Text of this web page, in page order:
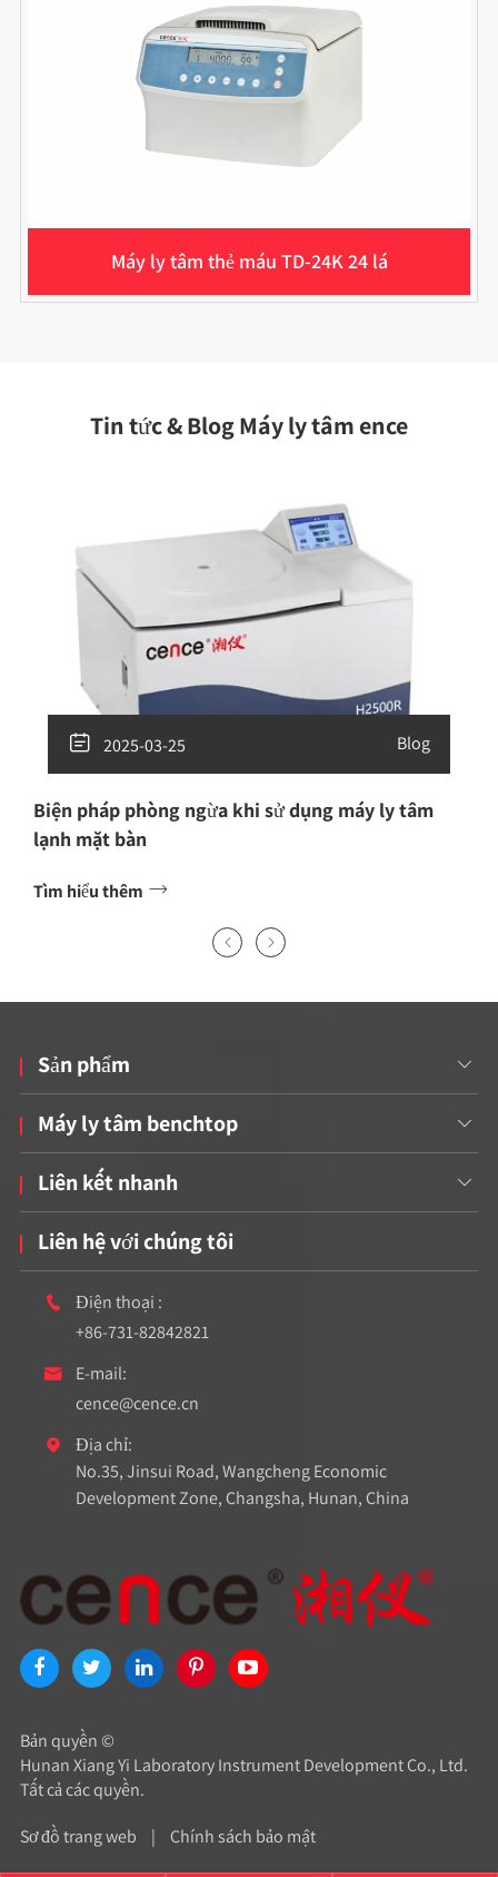
Máy ly tâm thẻ máu TD-24K 24 lá
Tin tức & Blog Máy ly tâm ence
 2025-03-25 Blog
Biện pháp phòng ngừa khi sử dụng máy ly tâm
lạnh mặt bàn
Tìm hiểu thêm 
 
Sản phẩm 
Máy ly tâm benchtop 
Liên kết nhanh 
Liên hệ với chúng tôi

Điện thoại :
+86-731-82842821

E-mail:
cence@cence.cn

Địa chỉ:
No.35, Jinsui Road, Wangcheng Economic
Development Zone, Changsha, Hunan, China
Bản quyền ©
Hunan Xiang Yi Laboratory Instrument Development Co., Ltd.
Tất cả các quyền.
Sơ đồ trang web
| Chính sách bảo mật